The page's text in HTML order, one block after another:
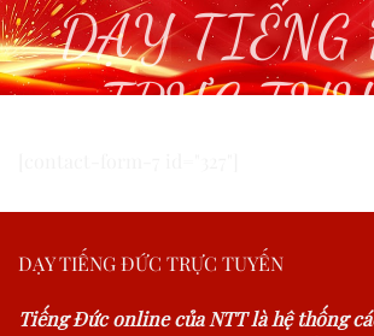
DẠY TIẾNG
TRỰC
DẠY TIẾNG ĐỨC TRỰC TUYẾN
Tiếng Đức online của NTT là hệ thống